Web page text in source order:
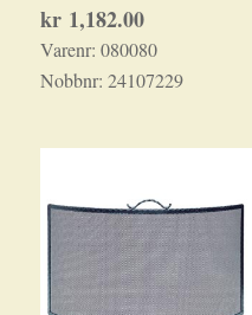
kr1,182.00
Varenr: 080080
Nobbnr: 24107229